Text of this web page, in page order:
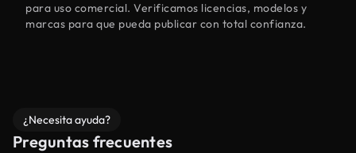
para uso comercial. Verificamos licencias, modelos y
marcas para que pueda publicar con total confianza.
¿Necesita ayuda?
Preguntas frecuentes